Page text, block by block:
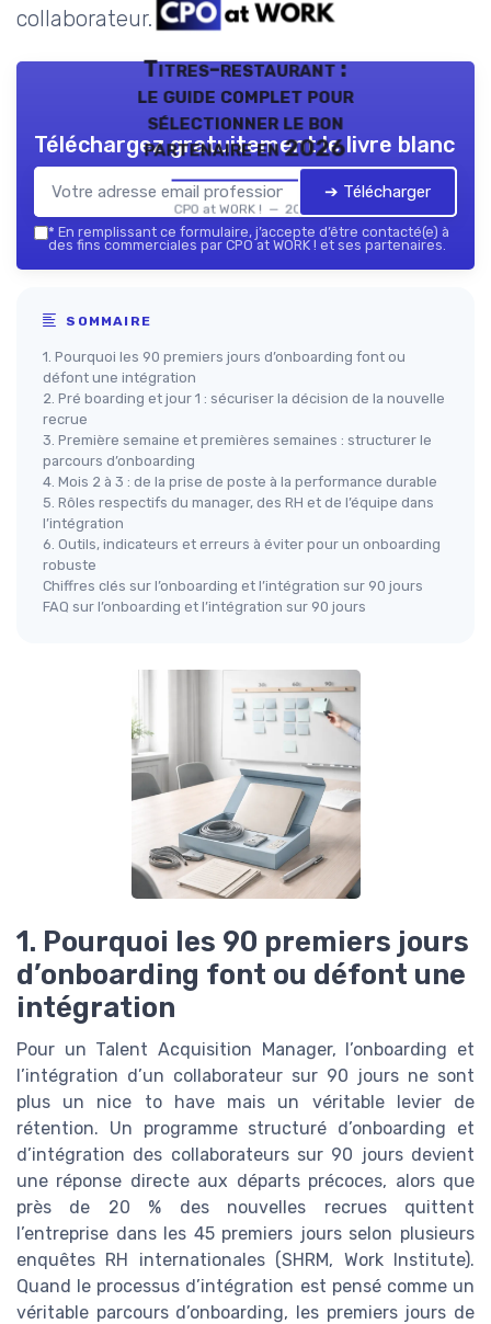
collaborateur.
Titres-restaurant :
le guide complet pour
sélectionner le bon
partenaire en 2026
CPO at WORK ! — 2026
Téléchargez gratuitement le livre blanc
➔ Télécharger
* En remplissant ce formulaire, j’accepte d’être contacté(e) à
des fins commerciales par CPO at WORK ! et ses partenaires.
SOMMAIRE
1. Pourquoi les 90 premiers jours d’onboarding font ou
défont une intégration
2. Pré boarding et jour 1 : sécuriser la décision de la nouvelle
recrue
3. Première semaine et premières semaines : structurer le
parcours d’onboarding
4. Mois 2 à 3 : de la prise de poste à la performance durable
5. Rôles respectifs du manager, des RH et de l’équipe dans
l’intégration
6. Outils, indicateurs et erreurs à éviter pour un onboarding
robuste
Chiffres clés sur l’onboarding et l’intégration sur 90 jours
FAQ sur l’onboarding et l’intégration sur 90 jours
1. Pourquoi les 90 premiers jours
d’onboarding font ou défont une
intégration
Pour un Talent Acquisition Manager, l’onboarding et
l’intégration d’un collaborateur sur 90 jours ne sont
plus un nice to have mais un véritable levier de
rétention. Un programme structuré d’onboarding et
d’intégration des collaborateurs sur 90 jours devient
une réponse directe aux départs précoces, alors que
près de 20 % des nouvelles recrues quittent
l’entreprise dans les 45 premiers jours selon plusieurs
enquêtes RH internationales (SHRM, Work Institute).
Quand le processus d’intégration est pensé comme un
véritable parcours d’onboarding, les premiers jours de